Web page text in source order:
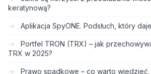
keratynową?
Aplikacja SpyONE. Podsłuch, który
Portfel TRON (TRX) – jak
TRX w 2025?
Prawo spadkowe – co warto wiedzieć,